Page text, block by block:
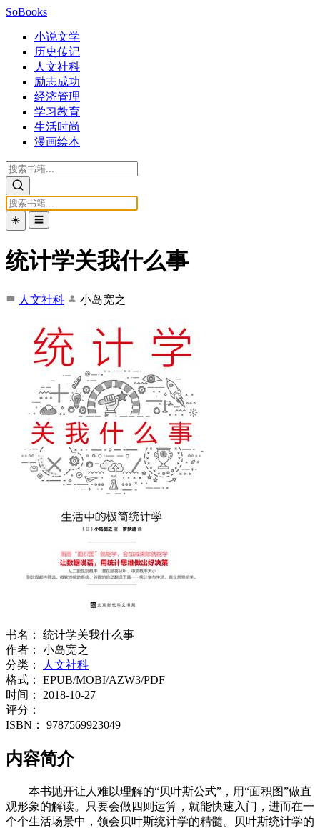
SoBooks
小说文学
历史传记
人文社科
励志成功
经济管理
学习教育
生活时尚
漫画绘本
☀️ ☰
统计学关我什么事
人文社科 小岛宽之
书名：
统计学关我什么事
作者：
小岛宽之
分类：
人文社科
格式：
EPUB/MOBI/AZW3/PDF
时间：
2018-10-27
评分：
ISBN：
9787569923049
内容简介
本书抛开让人难以理解的“贝叶斯公式”，用“面积图”做直
观形象的解读。只要会做四则运算，就能快速入门，进而在一
个个生活场景中，领会贝叶斯统计学的精髓。贝叶斯统计学的